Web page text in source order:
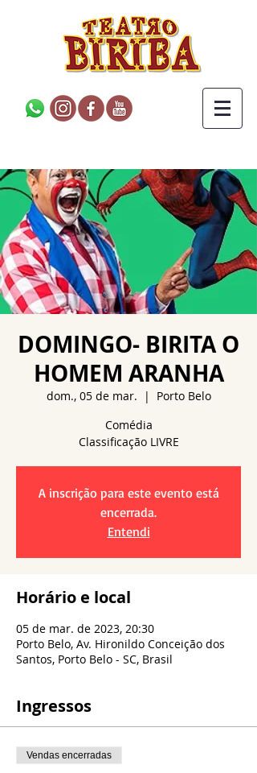
DOMINGO- BIRITA O
HOMEM ARANHA
dom., 05 de mar.
  |
Porto Belo
Comédia
A inscrição para este evento está
encerrada.
Entendi
Horário e local
05 de mar. de 2023, 20:30
Porto Belo, Av. Hironildo Conceição dos
Santos, Porto Belo - SC, Brasil
Ingressos
Vendas encerradas